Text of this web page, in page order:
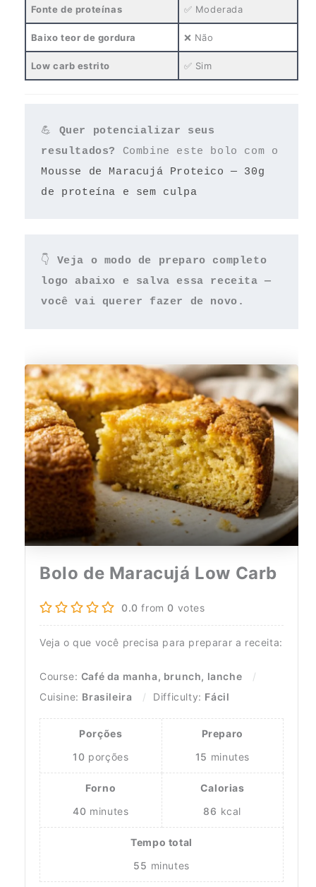
Fonte de proteínas ✅ Moderada
Baixo teor de gordura ❌ Não
Low carb estrito ✅ Sim
💪 Quer potencializar seus
resultados?
Mousse de Maracujá Proteico — 30g
de proteína e sem culpa
👇 Veja o modo de preparo completo
logo abaixo e salva essa receita —
você vai querer fazer de novo.
Bolo de Maracujá Low Carb
0.0 from 0 votes
Veja o que você precisa para preparar a receita:
Course: Café da manha, brunch, lanche
Cuisine: Brasileira Difficulty: Fácil
Porções
10 porções
Preparo
15 minutes
Forno
40 minutes
Calorias
86 kcal
Tempo total
55 minutes